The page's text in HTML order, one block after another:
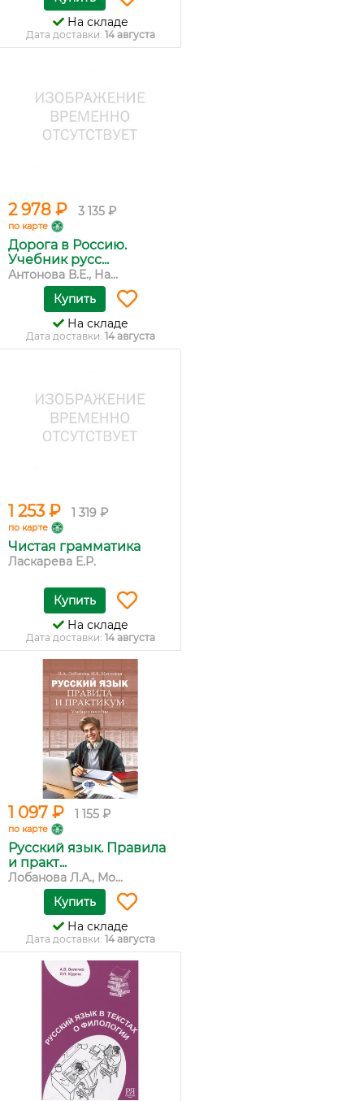
На складе
Дата доставки: 14 августа
2 978 ₽ 3 135 ₽
по карте
Дорога в Россию.
Учебник русс...
Антонова В.Е., На...
Купить
На складе
Дата доставки: 14 августа
1 253 ₽ 1 319 ₽
по карте
Чистая грамматика
Ласкарева Е.Р.
Купить
На складе
Дата доставки: 14 августа
1 097 ₽ 1 155 ₽
по карте
Русский язык. Правила
и практ...
Лобанова Л.А., Мо...
Купить
На складе
Дата доставки: 14 августа